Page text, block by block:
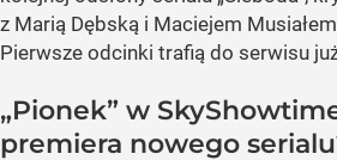
z Marią Dębską i Maciejem
Pierwsze odcinki trafią do serwisu
„Pionek” w
premiera nowego